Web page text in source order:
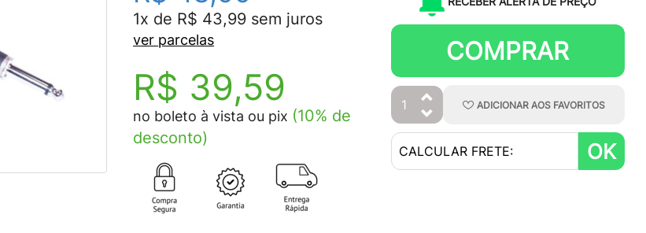
1x de R$ 43,99 sem juros
ver parcelas
R$ 39,59
no boleto à vista ou pix (10% de
desconto)
COMPRAR
ADICIONAR AOSFAVORITOS
OK